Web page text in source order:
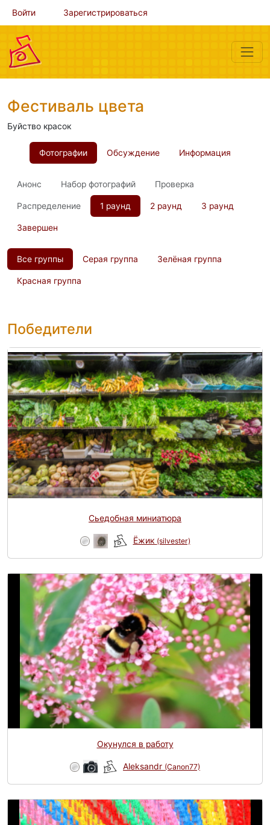
Войти Зарегистрироваться
Фестиваль цвета
Буйство красок
Фотографии Обсуждение Информация
Анонс Набор фотографий Проверка
Распределение 1 раунд 2 раунд 3 раунд
Завершен
Все группы Серая группа Зелёная группа
Красная группа
Победители
Сьедобная миниатюра
Ёжик (silvester)
Окунулся в работу
Aleksandr (Canon77)